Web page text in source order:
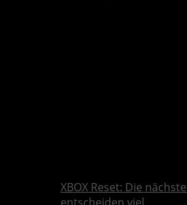
XBOX Reset: Die